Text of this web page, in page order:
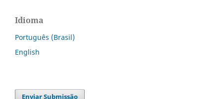
Idioma
Português (Brasil)
English
Enviar Submissão